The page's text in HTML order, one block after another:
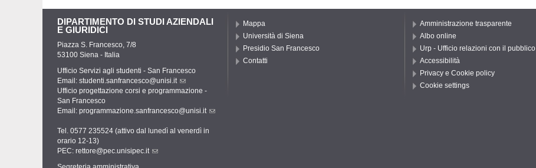
DIPARTIMENTO DI STUDI AZIENDALI
E GIURIDICI
Piazza S. Francesco, 7/8
53100 Siena - Italia
Ufficio Servizi agli studenti - San Francesco
Email: studenti.sanfrancesco@unisi.it
Ufficio progettazione corsi e programmazione -
San Francesco
Email: programmazione.sanfrancesco@unisi.it
Tel. 0577 235524 (attivo dal lunedì al venerdì in
orario 12-13)
PEC: rettore@pec.unisipec.it
Mappa
Università di Siena
Presidio San Francesco
Contatti
Amministrazione trasparente
Albo online
Urp - Ufficio relazioni con il pubblico
Accessibilità
Privacy e Cookie policy
Cookie settings